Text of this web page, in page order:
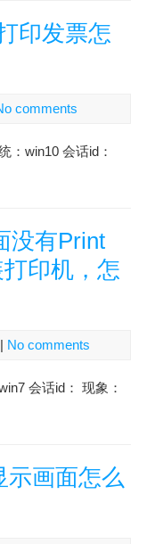
印发票怎
comments
：win10 会话id：
没有Print
印机，怎
No comments
会话id： 现象：
示画面怎么